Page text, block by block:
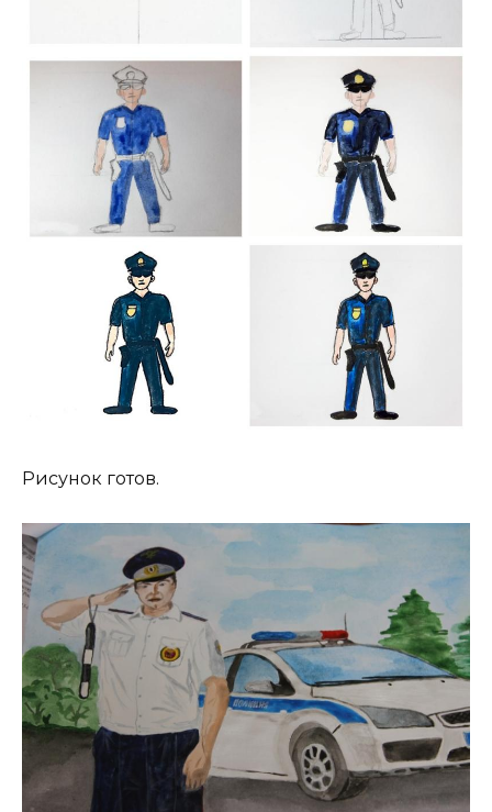
Рисунок готов.